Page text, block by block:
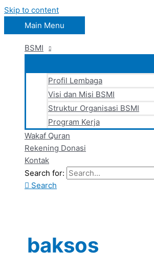
Skip to content
Main Menu
BSMI
Profil Lembaga
Visi dan Misi BSMI
Struktur Organisasi BSMI
Program Kerja
Wakaf Quran
Rekening Donasi
Kontak
Search for:
Search
baksos